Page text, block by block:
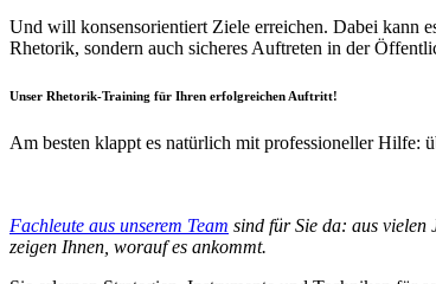
Und will konsensorientiert Ziele erreichen. Dabei kann
Rhetorik, sondern auch sicheres Auftreten in der
Unser Rhetorik-Training für Ihren erfolgreichen Auftritt!
Am besten klappt es natürlich mit professioneller Hilfe:
Fachleute aus unserem Team sind für Sie da: aus vielen
zeigen Ihnen, worauf es ankommt.